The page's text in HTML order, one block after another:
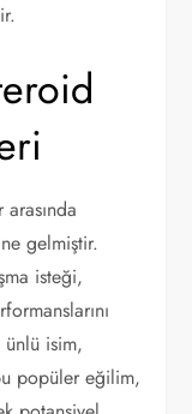
gelmiştir.
isteği,
isim,
popüler eğilim,